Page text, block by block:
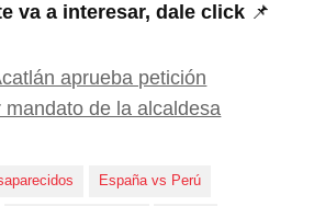
va a interesar, dale click 📌
aprueba petición
mandato de la alcaldesa
España vs Perú